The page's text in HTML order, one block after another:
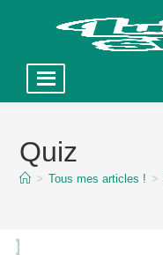
contentQuiz
> Tous mes articles ! >